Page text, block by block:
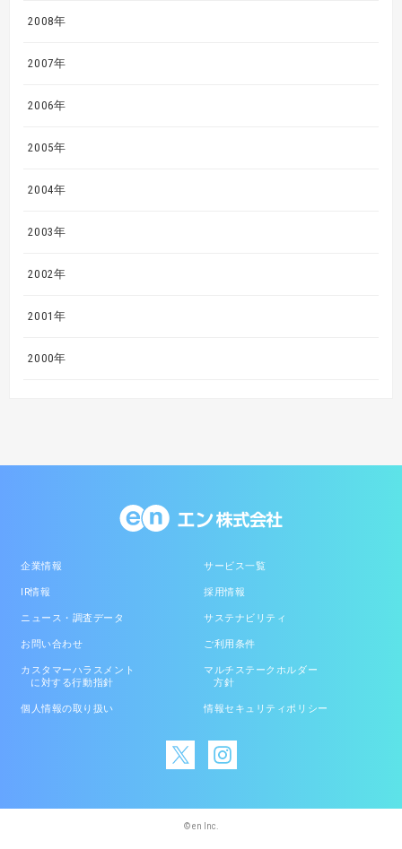
2008年
2007年
2006年
2005年
2004年
2003年
2002年
2001年
2000年
企業情報 サービス一覧
IR情報 採用情報
ニュース・調査データ サステナビリティ
お問い合わせ ご利用条件
カスタマーハラスメント
に対する行動指針
マルチステークホルダー
方針
個人情報の取り扱い 情報セキュリティポリシー
© en Inc.